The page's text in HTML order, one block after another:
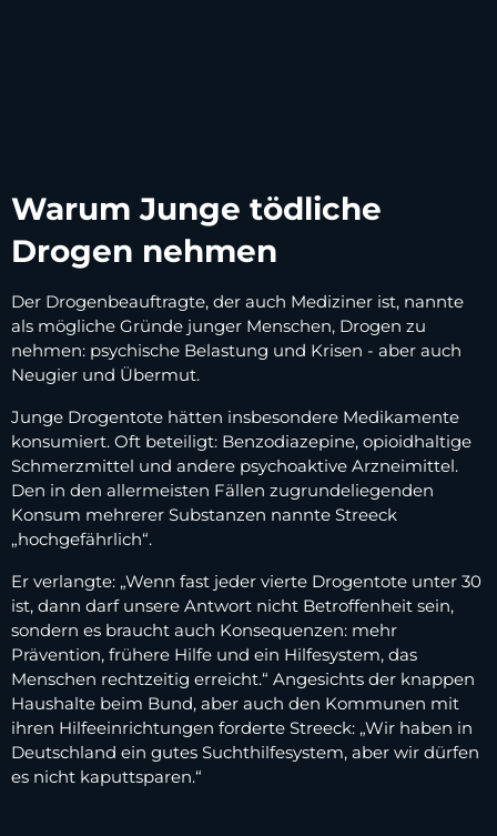
Warum Junge tödliche
Drogen nehmen
Der Drogenbeauftragte, der auch Mediziner ist, nannte
als mögliche Gründe junger Menschen, Drogen zu
nehmen: psychische Belastung und Krisen - aber auch
Neugier und Übermut.
Junge Drogentote hätten insbesondere Medikamente
konsumiert. Oft beteiligt: Benzodiazepine, opioidhaltige
Schmerzmittel und andere psychoaktive Arzneimittel.
Den in den allermeisten Fällen zugrundeliegenden
Konsum mehrerer Substanzen nannte Streeck
„hochgefährlich“.
Er verlangte: „Wenn fast jeder vierte Drogentote unter 30
ist, dann darf unsere Antwort nicht Betroffenheit sein,
sondern es braucht auch Konsequenzen: mehr
Prävention, frühere Hilfe und ein Hilfesystem, das
Menschen rechtzeitig erreicht.“ Angesichts der knappen
Haushalte beim Bund, aber auch den Kommunen mit
ihren Hilfeeinrichtungen forderte Streeck: „Wir haben in
Deutschland ein gutes Suchthilfesystem, aber wir dürfen
es nicht kaputtsparen.“